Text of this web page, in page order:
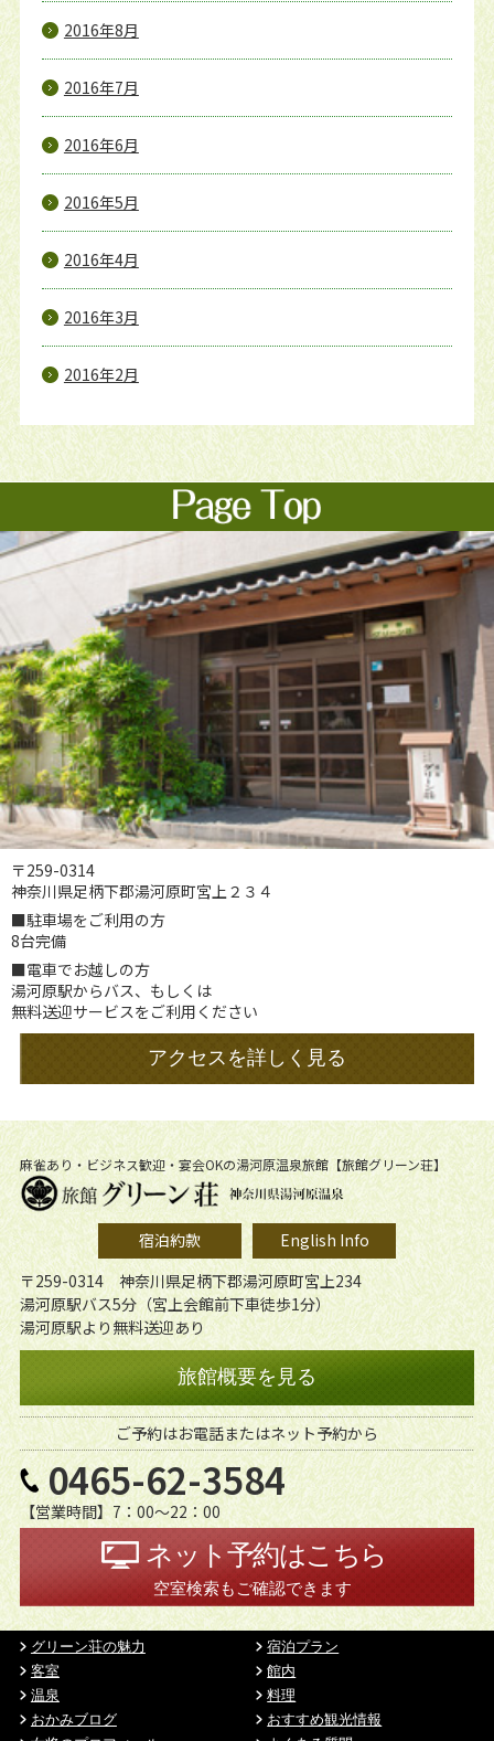
2016年8月
2016年7月
2016年6月
2016年5月
2016年4月
2016年3月
2016年2月
〒259-0314
神奈川県足柄下郡湯河原町宮上２３４
■駐車場をご利用の方
8台完備
■電車でお越しの方
湯河原駅からバス、もしくは
無料送迎サービスをご利用ください
アクセスを詳しく見る
麻雀あり・ビジネス歓迎・宴会OKの湯河原温泉旅館【旅館グリーン荘】
宿泊約款
English Info
〒259-0314 神奈川県足柄下郡湯河原町宮上234
湯河原駅バス5分（宮上会館前下車徒歩1分）
湯河原駅より無料送迎あり
旅館概要を見る
ご予約はお電話またはネット予約から
0465-62-3584
【営業時間】7：00〜22：00
ネット予約はこちら
空室検索もご確認できます
グリーン荘の魅力
宿泊プラン
客室
館内
温泉
料理
おかみブログ
おすすめ観光情報